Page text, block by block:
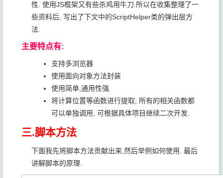
性. 使用JS框架又有些杀鸡用牛刀.所以在收集整理了一
些资料后, 写出了下文中的ScriptHelper类的弹出层方
法.
主要特点有:
支持多浏览器
使用面向对象方法封装
使用简单,通用性强.
将计算位置等函数进行提取, 所有的相关函数都
可以单独调用, 可根据具体项目继续二次开发.
三.脚本方法
下面我先将脚本方法贡献出来,然后举例如何使用. 最后
讲解脚本的原理.